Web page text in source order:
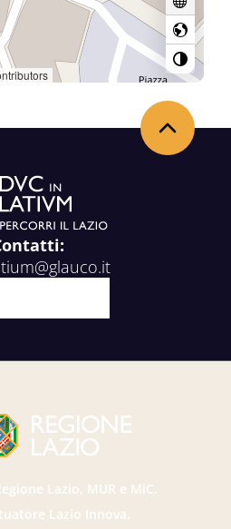
Lazio, MUR e MiC.
Lazio Innova.
Torna in alto